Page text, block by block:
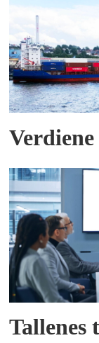
Tallenes